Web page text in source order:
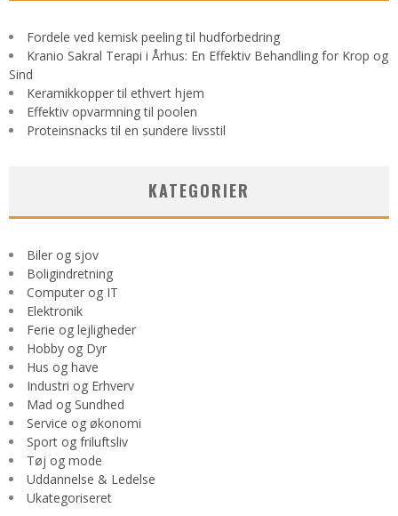
Fordele ved kemisk peeling til hudforbedring
Kranio Sakral Terapi i Århus: En Effektiv Behandling for Krop og
Sind
Keramikkopper til ethvert hjem
Effektiv opvarmning til poolen
Proteinsnacks til en sundere livsstil
KATEGORIER
Biler og sjov
Boligindretning
Computer og IT
Elektronik
Ferie og lejligheder
Hobby og Dyr
Hus og have
Industri og Erhverv
Mad og Sundhed
Service og økonomi
Sport og friluftsliv
Tøj og mode
Uddannelse & Ledelse
Ukategoriseret